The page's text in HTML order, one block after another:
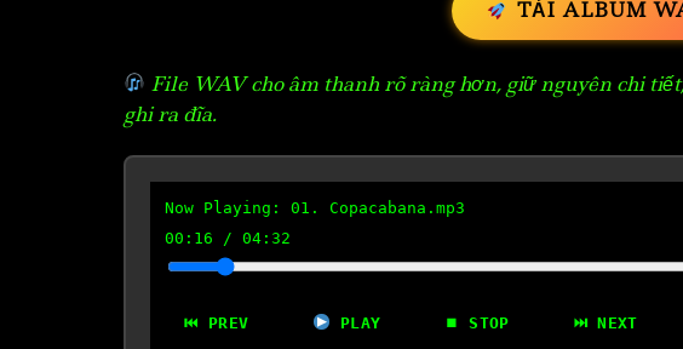
TẢI ALBUM
File WAV cho âm thanh rõ ràng hơn, giữ nguyên chi
ghi ra đĩa.
Now Playing: 01. Copacabana.mp3
00:17 / 04:32
⏮ PREV PLAY ⏹ STOP ⏭ NEXT